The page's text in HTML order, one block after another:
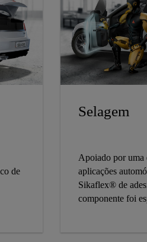
de
Selagem
Apoiado por uma
aplicações
Sikaflex® de
componente foi